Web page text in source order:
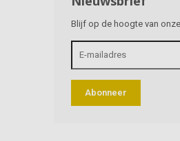
Blijf op de hoogte van
Abonneer